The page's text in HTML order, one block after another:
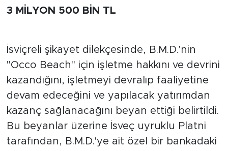
3 MİLYON 500 BİN TL
İsviçreli şikayet dilekçesinde, B.M.D.'nin
"Occo Beach" için işletme hakkını ve devrini
kazandığını, işletmeyi devralıp faaliyetine
devam edeceğini ve yapılacak yatırımdan
kazanç sağlanacağını beyan ettiği belirtildi.
Bu beyanlar üzerine İsveç uyruklu Platni
tarafından, B.M.D.'ye ait özel bir bankadaki